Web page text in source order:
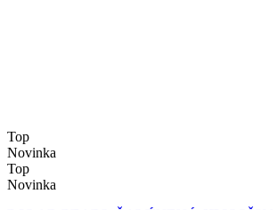
Top
Novinka
Top
Novinka